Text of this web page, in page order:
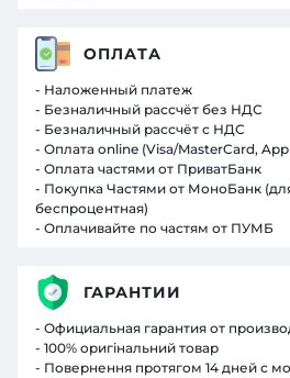
ОПЛАТА
- Наложенный платеж
- Безналичный рассчёт без НДС
- Безналичный рассчёт с НДС
- Оплата online (Visa/MasterCard,
- Оплата частями от ПриватБанк
- Покупка Частями от МоноБанк
беспроцентная)
- Оплачивайте по частям от ПУМБ
ГАРАНТИИ
- Официальная гарантия от
- 100% оригінальний товар
- Повернення протягом 14 дней с